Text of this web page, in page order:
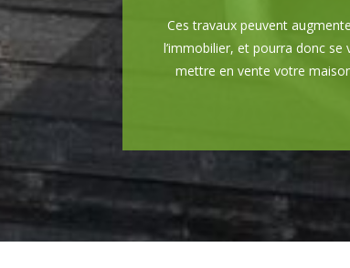
Ces travaux peuvent
l’immobilier, et pourra donc
mettre en vente votre